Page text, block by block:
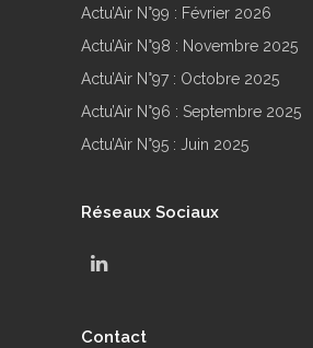
Actu’Air N°99 : Février 2026
Actu’Air N°98 : Novembre 2025
Actu’Air N°97 : Octobre 2025
Actu’Air N°96 : Septembre 2025
Actu’Air N°95 : Juin 2025
Réseaux Sociaux
Contact